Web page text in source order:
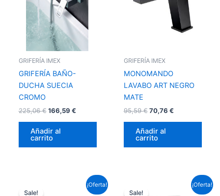
GRIFERÍA IMEX
GRIFERÍA BAÑO-
DUCHA SUECIA
CROMO
225,06€ 166,59 €
Añadir al
carrito
GRIFERÍA IMEX
MONOMANDO
LAVABO ART NEGRO
MATE
95,59€ 70,76 €
Añadir al
carrito
¡Oferta!
Sale!
precio
¡Oferta!
Sale!
precio